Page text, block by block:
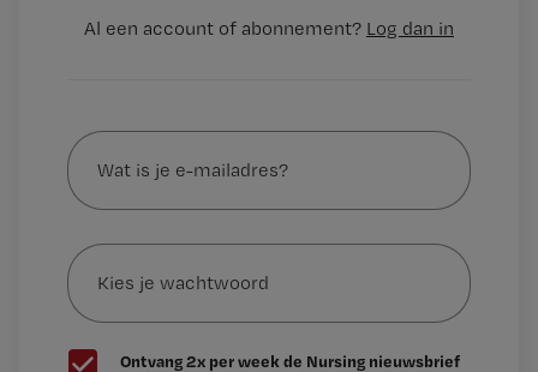
Al een account of abonnement? Log dan in
Wat
is
je
mailadres?
Kies
je
wachtwoord
G
Ontvang 2x per week de Nursing nieuwsbrief